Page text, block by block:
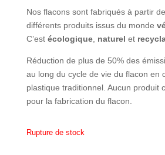
Nos flacons sont fabriqués à partir
différents produits issus du monde
C’est écologique, naturel et
Réduction de plus de 50% des
au long du cycle de vie du flacon en
plastique traditionnel. Aucun produit
pour la fabrication du flacon.
Rupture de stock